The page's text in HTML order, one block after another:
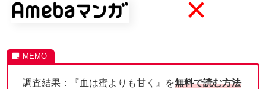
×
調査結果：『血は蜜よりも甘く』を無料で読む方法